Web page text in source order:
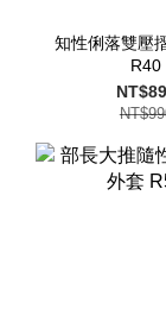
知性俐落雙壓
R40